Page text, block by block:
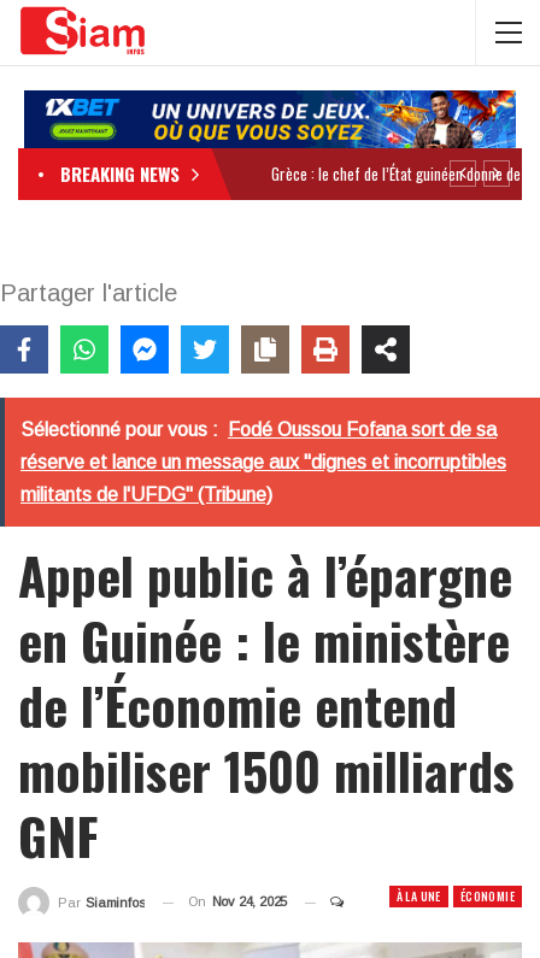
BREAKING NEWS
Partager l'article
Sélectionné pour vous :
Fodé Oussou Fofana sort de sa
réserve et lance un message aux "dignes et incorruptibles
militants de l'UFDG" (Tribune)
Appel public à l’épargne
en Guinée : le ministère
de l’Économie entend
mobiliser 1500 milliards
GNF
À LA UNE ÉCONOMIE
Par Siaminfos On Nov 24, 2025